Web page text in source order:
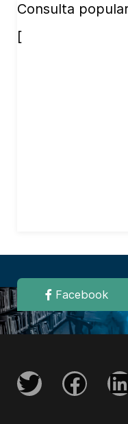
Consulta
[
Facebook